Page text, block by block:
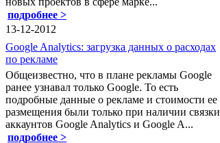
подробнее >
13-12-2012
Google Analytics: загрузка данных о расходах
по рекламе
Общеизвестно, что в плане рекламы Google
ранее узнавал только Google. То есть
подробные данные о рекламе и стоимости ее
размещения были только при наличии связки
аккаунтов Google Analytics и Google A...
подробнее >